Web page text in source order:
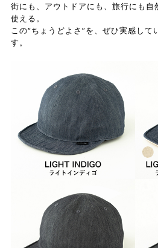
街にも、アウトドアにも、旅行にも自
使える。
この“ちょうどよさ”を、ぜひ実感して
す。